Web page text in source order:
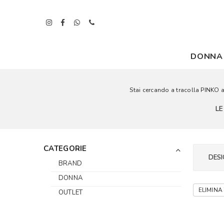
DONNA
Stai cercando a tracolla
CATEGORIE
BRAND
DONNA
OUTLET
ELIMINA